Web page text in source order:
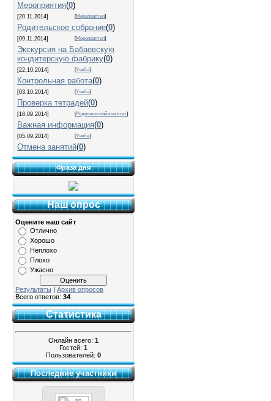
Мероприятия(0)
[20.11.2014] [Мероприятия]
Родительское собрание(0)
[09.11.2014] [Мероприятия]
Экскурсия на Бабаевскую
кондитерскую фабрику(0)
[22.10.2014] [Учеба]
Контрольная работа(0)
[03.10.2014] [Учеба]
Проверка тетрадей(0)
[18.09.2014] [Родительский комитет]
Важная информация(0)
[05.09.2014] [Учеба]
Отмена занятий(0)
Фраза дня
Наш опрос
Оцените наш сайт
Отлично
Хорошо
Неплохо
Плохо
Ужасно
Результаты | Архив опросов
Всего ответов: 34
Статистика
Онлайн всего: 1
Гостей: 1
Пользователей: 0
Последние участники